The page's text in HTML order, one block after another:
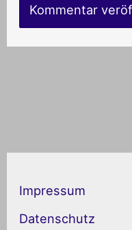
Impressum
Datenschutz
a
t